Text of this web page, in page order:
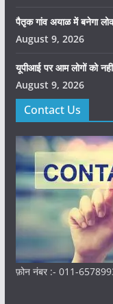
पैतृक गांव अयाळ में बनेगा
August 9, 2026
यूपीआई पर आम लोगों को
August 9, 2026
Contact Us
फ़ोन नंबर :- 011-